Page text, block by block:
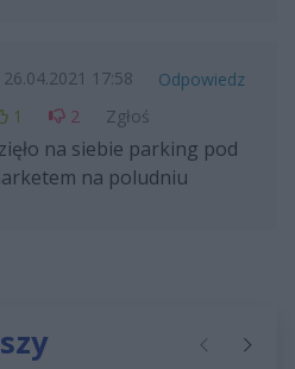
26.04.2021 17:58
Odpowiedz
1 2 Zgłoś
na siebie parking pod
na poludniu
Poprzednie